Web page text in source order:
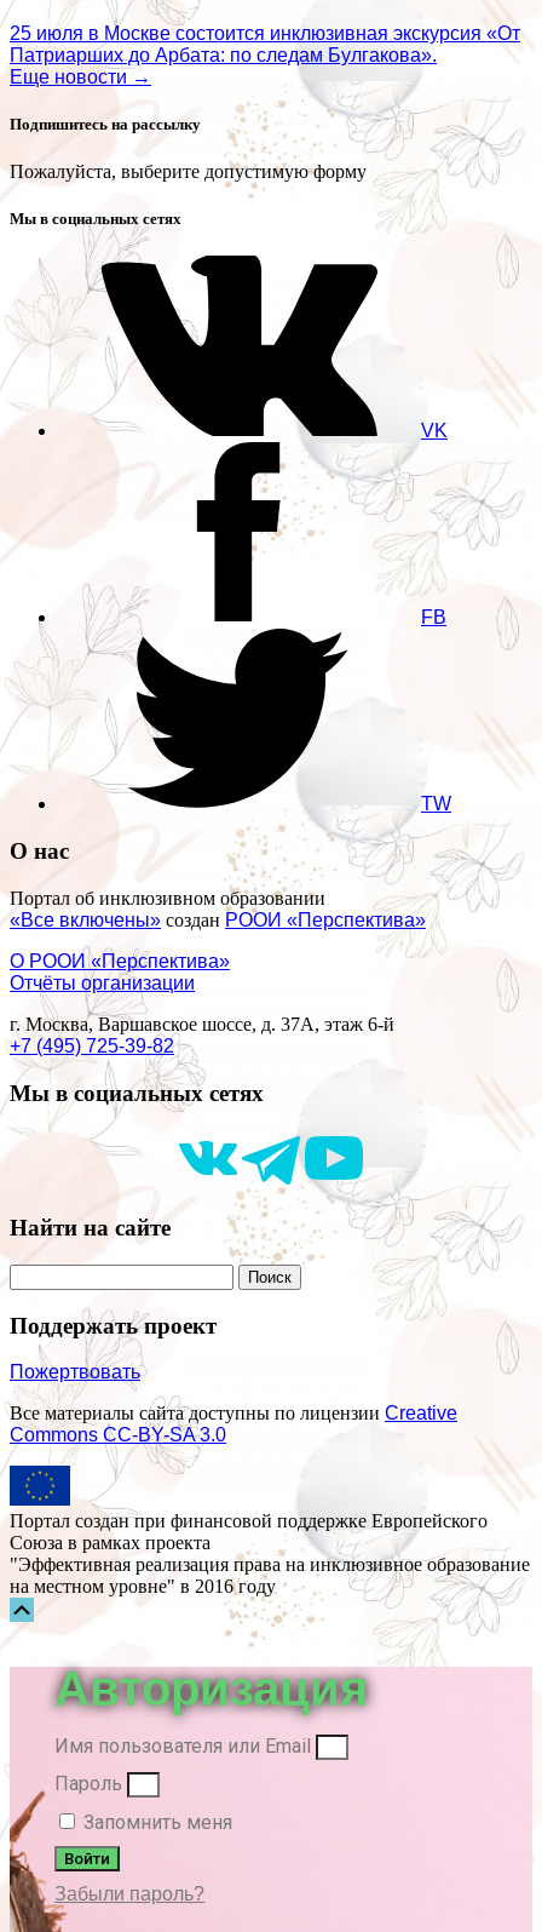
25 июля в Москве состоится инклюзивная экскурсия «От
Патриарших до Арбата: по следам Булгакова».
Еще новости →
Подпишитесь на рассылку
Пожалуйста, выберите допустимую форму
Мы в социальных сетях
VK
FB
TW
О нас
Портал об инклюзивном образовании
«Все включены» создан РООИ «Перспектива»
О РООИ «Перспектива»
Отчёты организации
г. Москва, Варшавское шоссе, д. 37А, этаж 6-й
+7 (495) 725-39-82
Мы в социальных сетях
Найти на сайте
Поддержать проект
Пожертвовать
Все материалы сайта доступны по лицензии Creative
Commons СС-BY-SA 3.0
Портал создан при финансовой поддержке Европейского
Союза в рамках проекта
"Эффективная реализация права на инклюзивное образование
на местном уровне" в 2016 году
Авторизация
Имя пользователя или Email
Пароль
Запомнить меня
Войти
Забыли пароль?